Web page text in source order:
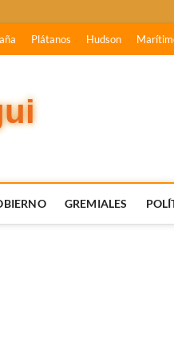
Plátanos Hudson
GREMIALES